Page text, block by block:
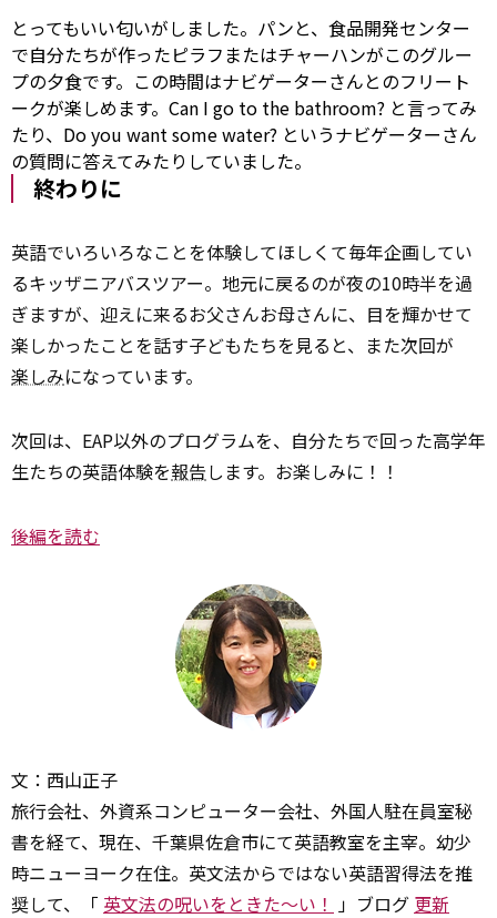
とってもいい匂いがしました。パンと、食品開発センター
で自分たちが作ったピラフまたはチャーハンがこのグルー
プの夕食です。この時間はナビゲーターさんとのフリート
ークが楽しめます。Can I go to the bathroom? と言ってみ
たり、Do you want some water? というナビゲーターさん
の質問に答えてみたりしていました。
終わりに
英語でいろいろなことを体験してほしくて毎年企画してい
るキッザニアバスツアー。地元に戻るのが夜の10時半を過
ぎますが、迎えに来るお父さんお母さんに、目を輝かせて
楽しかったことを話す子どもたちを見ると、また次回が
楽しみになっています。
次回は、EAP以外のプログラムを、自分たちで回った高学年
生たちの英語体験を報告します。お楽しみに！！
後編を読む
文：西山正子
旅行会社、外資系コンピューター会社、外国人駐在員室秘
書を経て、現在、千葉県佐倉市にて英語教室を主宰。幼少
時ニューヨーク在住。英文法からではない英語習得法を推
奨して、「 英文法の呪いをときた～い！ 」ブログ 更新